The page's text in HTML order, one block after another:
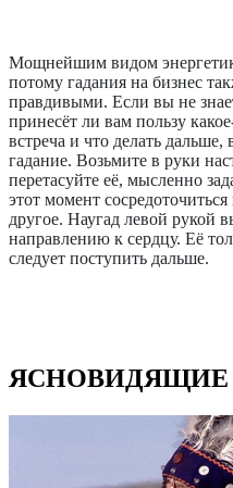
Мощнейшим видом
потому гадания на бизнес
правдивыми. Если вы не
принесёт ли вам пользу
встреча и что делать
гадание. Возьмите в руки
перетасуйте её, мысленно
этот момент
другое. Наугад левой рукой
направлению к сердцу. Её
следует поступить дальше.
ЯСНОВИДЯЩИЕ